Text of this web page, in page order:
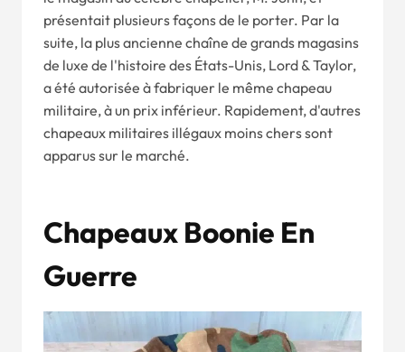
présentait plusieurs façons de le porter. Par la
suite, la plus ancienne chaîne de grands magasins
de luxe de l'histoire des États-Unis, Lord & Taylor,
a été autorisée à fabriquer le même chapeau
militaire, à un prix inférieur. Rapidement, d'autres
chapeaux militaires illégaux moins chers sont
apparus sur le marché.
Chapeaux Boonie En
Guerre